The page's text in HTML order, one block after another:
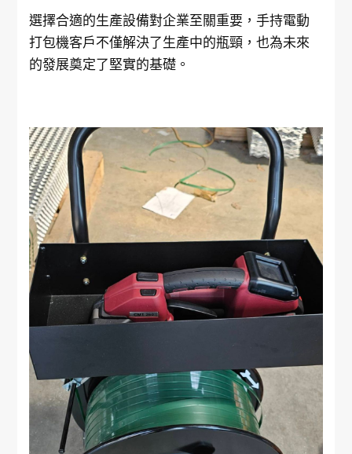
選擇合適的生產設備對企業至關重要，手持電動
打包機客戶不僅解決了生產中的瓶頸，也為未來
的發展奠定了堅實的基礎。